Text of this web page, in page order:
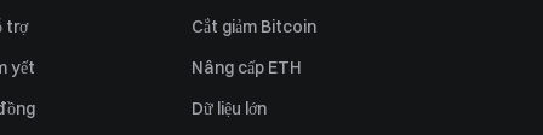
trợ
yết
Cắt giảm Bitcoin
Nâng cấp ETH
Dữ liệu lớn